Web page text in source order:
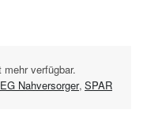
verfügbar.
Nahversorger, SPAR